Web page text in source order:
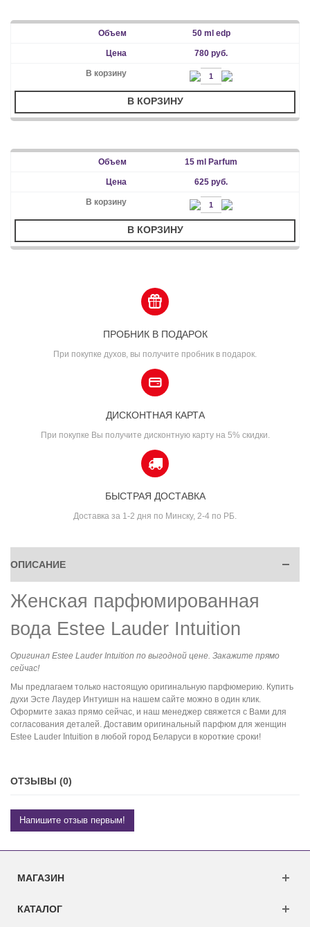
50 ml edp
780 руб.
В КОРЗИНУ
15 ml Parfum
625 руб.
В КОРЗИНУ
ПРОБНИК В ПОДАРОК
При покупке духов, вы получите пробник в подарок.
ДИСКОНТНАЯ КАРТА
При покупке Вы получите дисконтную карту на 5% скидки.
БЫСТРАЯ ДОСТАВКА
Доставка за 1-2 дня по Минску, 2-4 по РБ.
ОПИСАНИЕ
Женская парфюмированная
вода Estee Lauder Intuition
Оригинал Estee Lauder Intuition по выгодной цене. Закажите прямо
сейчас!
Мы предлагаем только настоящую оригинальную парфюмерию. Купить
духи Эсте Лаудер Интуишн на нашем сайте можно в один клик.
Оформите заказ прямо сейчас, и наш менеджер свяжется с Вами для
согласования деталей. Доставим оригинальный парфюм для женщин
Estee Lauder Intuition в любой город Беларуси в короткие сроки!
ОТЗЫВЫ (0)
Напишите отзыв первым!
МАГАЗИН
КАТАЛОГ